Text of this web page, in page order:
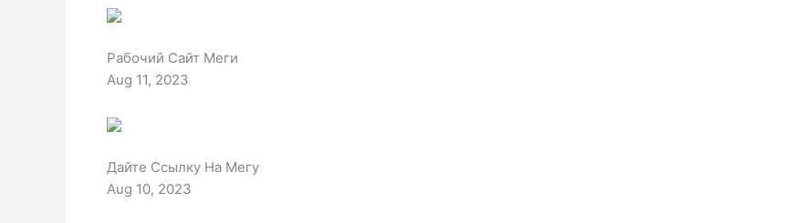
Рабочий Сайт Меги
Aug 11, 2023
Дайте Ссылку На Мегу
Aug 10, 2023